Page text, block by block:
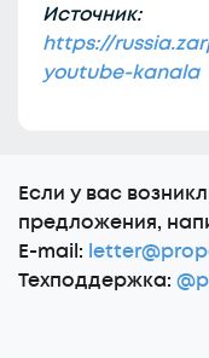
Источник:
https://
youtube-kanala
Еcли у вас
предложения,
E-mail:
Техподдержка: